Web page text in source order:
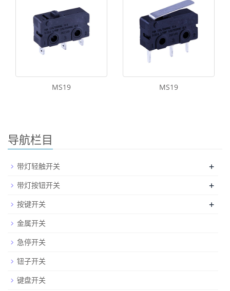
MS19 MS19
导航栏目
带灯轻触开关 +
带灯按钮开关 +
按键开关 +
金属开关
急停开关
钮子开关
键盘开关